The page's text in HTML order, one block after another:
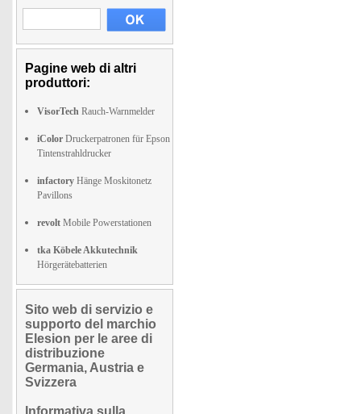
Pagine web di altri
produttori:
VisorTech Rauch-Warnmelder
iColor Druckerpatronen für Epson
Tintenstrahldrucker
infactory Hänge Moskitonetz
Pavillons
revolt Mobile Powerstationen
tka Köbele Akkutechnik
Hörgerätebatterien
Sito web di servizio e
supporto del marchio
Elesion per le aree di
distribuzione
Germania, Austria e
Svizzera
Informativa sulla